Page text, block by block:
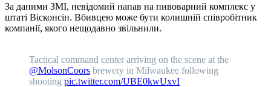
За даними ЗМІ, невідомий напав на пивоварний комплекс у
штаті Вісконсін. Вбивцею може бути колишній співробітник
компанії, якого нещодавно звільнили.
Tactical command center arriving on the scene at the
@MolsonCoors brewery in Milwaukee following
shooting pic.twitter.com/UBE0kwUxvI